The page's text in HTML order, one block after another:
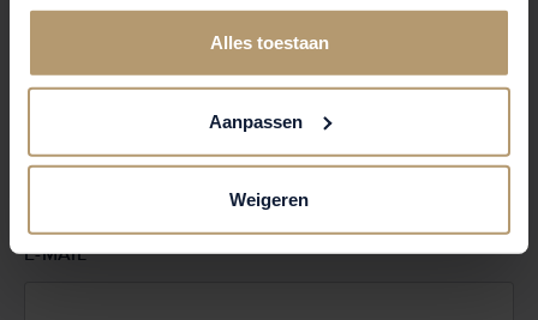
Alles toestaan
Aanpassen
Weigeren
AANHEF VOORNAAM*
E-MAIL*